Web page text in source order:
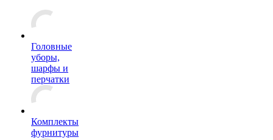
Головные
уборы,
шарфы и
перчатки
Комплекты
фурнитуры